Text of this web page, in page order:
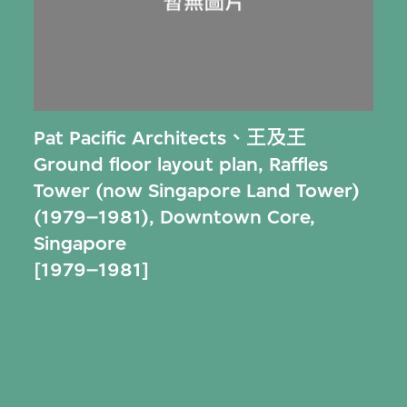
Pat Pacific Architects 、 王及王
Ground floor layout plan, Raffles
Tower (now Singapore Land Tower)
(1979–1981), Downtown Core,
Singapore
[1979–1981]